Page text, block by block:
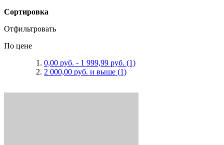
Сортировка
Отфильтровать
По цене
0,00 руб. - 1 999,99 руб. (1)
2 000,00 руб. и выше (1)